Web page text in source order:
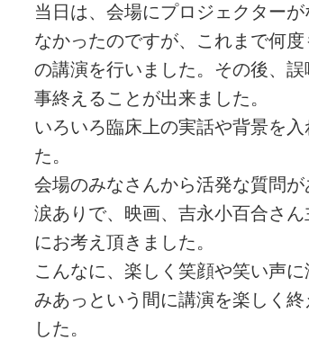
当日は、会場にプロジェクター
なかったのですが、これまで何
の講演を行いました。その後、
事終えることが出来ました。
いろいろ臨床上の実話や背景を
た。
会場のみなさんから活発な質問
涙ありで、映画、吉永小百合さ
にお考え頂きました。
こんなに、楽しく笑顔や笑い声
みあっという間に講演を楽しく
した。